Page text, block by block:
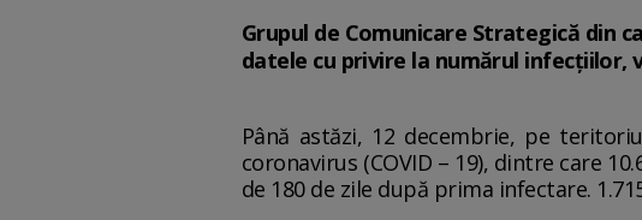
Grupul de Comunicare Strategică din
datele cu privire la numărul infecțiilor,
Până astăzi, 12 decembrie, pe
coronavirus (COVID – 19), dintre care
de 180 de zile după prima infectare.